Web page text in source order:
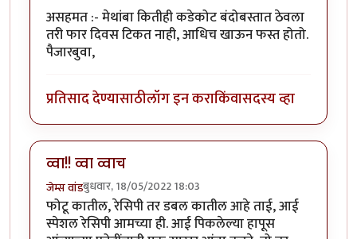
असहमत :- मेथांबा कितीही कडेकोट बंदोबस्तात ठेवला
तरी फार दिवस टिकत नाही, आधिच खाऊन फस्त होतो.
पैजारबुवा,
प्रतिसाद देण्यासाठीलॉग इन कराकिंवासदस्य व्हा
व्वा!! व्वा व्वाच
जेम्स वांडबुधवार, 18/05/2022 18:03
फोटू कातील, रेसिपी तर डबल कातील आहे ताई, आई
स्पेशल रेसिपी आमच्या ही. आई पिकलेल्या हापूस